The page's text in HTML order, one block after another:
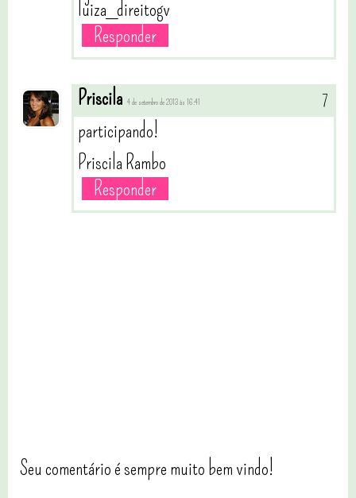
luiza_direitogv
Responder
Priscila 4 de setembro de 2013 às 16:41
participando!
Priscila Rambo
Responder
Seu comentário é sempre muito bem vindo!